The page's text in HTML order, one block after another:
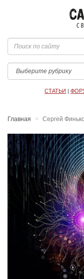
СТАТЬИ |
Главная Сергей Финько